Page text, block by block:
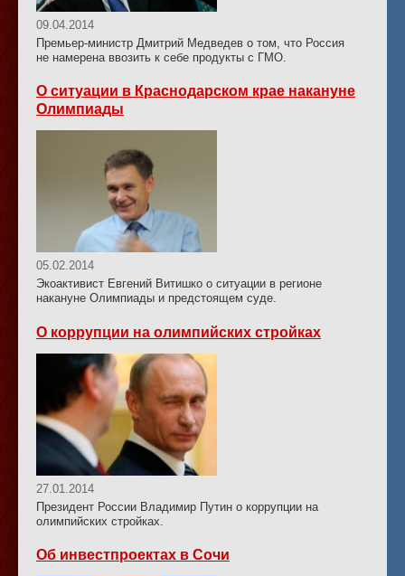
09.04.2014
Премьер-министр Дмитрий Медведев о том, что Россия
не намерена ввозить к себе продукты с ГМО.
О ситуации в Краснодарском крае накануне
Олимпиады
05.02.2014
Экоактивист Евгений Витишко о ситуации в регионе
накануне Олимпиады и предстоящем суде.
О коррупции на олимпийских стройках
27.01.2014
Президент России Владимир Путин о коррупции на
олимпийских стройках.
Об инвестпроектах в Сочи